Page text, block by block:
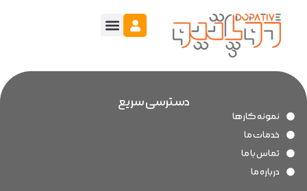
دسترسی سریع
نمونه کارها
خدمات ما
تماس با ما
درباره ما